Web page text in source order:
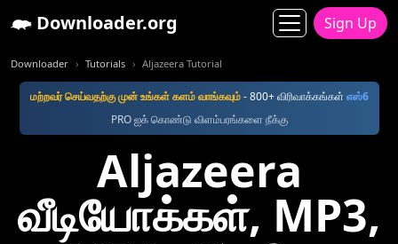
Downloader.org Sign Up
Downloader Tutorials Aljazeera Tutorial
மற்றவர் செய்வதற்கு முன் உங்கள் களம் வாங்கவும்- 800+ விரிவாக்கங்கள் எஸ்6
PRO ஐக் கொண்டு விளம்பரங்களை நீக்கு
Aljazeera
வீடியோக்கள், MP3,